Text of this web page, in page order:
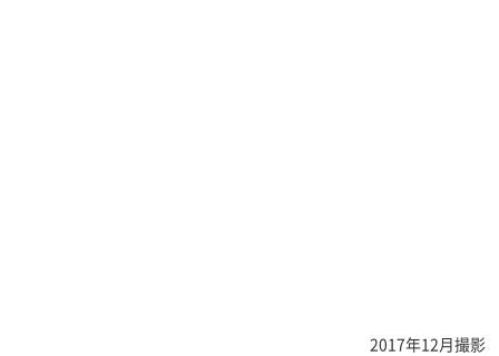
2017年12月撮影